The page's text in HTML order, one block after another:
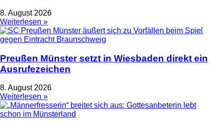
8. August 2026
Weiterlesen »
Preußen Münster setzt in Wiesbaden direkt ein
Ausrufezeichen
8. August 2026
Weiterlesen »